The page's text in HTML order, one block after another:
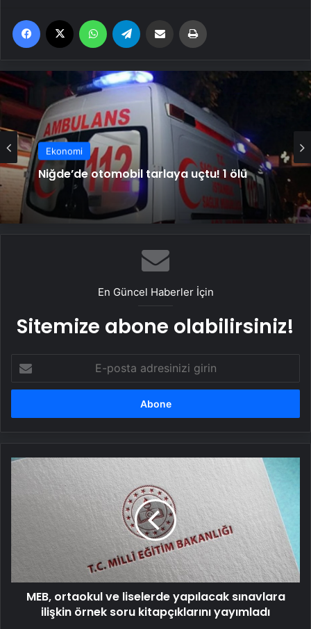
Facebook WhatsApp Email'den paylaş
Ekonomi
Niğde’de otomobil tarlaya uçtu! 1 ölü
En Güncel Haberler İçin
Sitemize abone olabilirsiniz!
posta
adresinizi
MEB,
ortaokul
örnek
soru
kitapçıklarını
yayımladı
MEB, ortaokul ve liselerde yapılacak sınavlara
ilişkin örnek soru kitapçıklarını yayımladı